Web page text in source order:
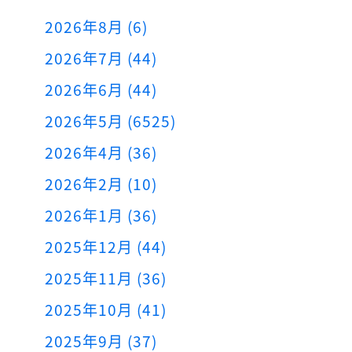
2026年8月 (6)
2026年7月 (44)
2026年6月 (44)
2026年5月 (6525)
2026年4月 (36)
2026年2月 (10)
2026年1月 (36)
2025年12月 (44)
2025年11月 (36)
2025年10月 (41)
2025年9月 (37)